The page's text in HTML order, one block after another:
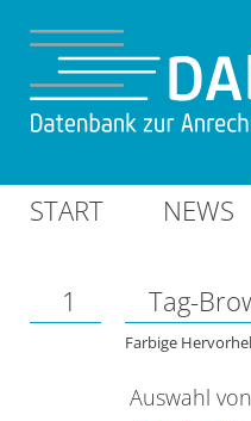
START NEWS
1 Tag-
Farbige
Auswahl